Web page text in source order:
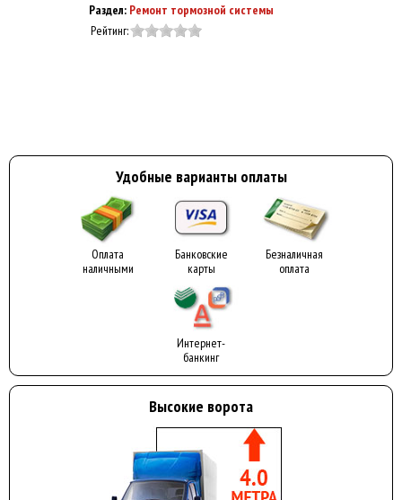
Раздел: Ремонт тормозной системы
Рейтинг:
Удобные варианты оплаты
Оплата
наличными
Банковские
карты
Безналичная
оплата
Интернет-
банкинг
Высокие ворота